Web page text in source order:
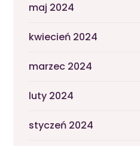
maj 2024
kwiecień 2024
marzec 2024
luty 2024
styczeń 2024